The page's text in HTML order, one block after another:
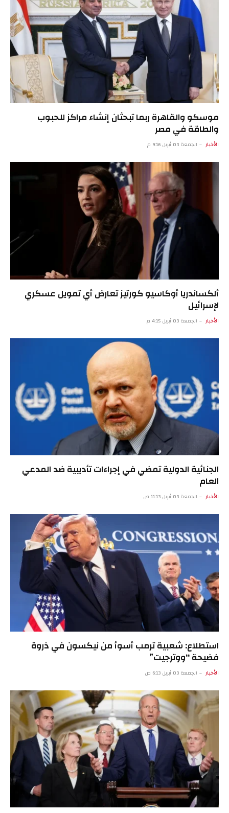
موسكو والقاهرة ربما تبحثان إنشاء مراكز للحبوب
والطاقة في مصر
الأخبار الجمعة 03 أبريل 9:16 م
ألكساندريا أوكاسيو كورتيز تعارض أي تمويل عسكري
لإسرائيل
الأخبار الجمعة 03 أبريل 4:15 م
الجنائية الدولية تمضي في إجراءات تأديبية ضد المدعي
العام
الأخبار الجمعة 03 أبريل 11:13 ص
استطلاع: شعبية ترمب أسوأ من نيكسون في ذروة
فضيحة “ووترجيت”
الأخبار الجمعة 03 أبريل 6:13 ص